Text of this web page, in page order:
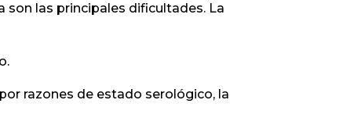
son las principales dificultades. La
razones de estado serológico, la